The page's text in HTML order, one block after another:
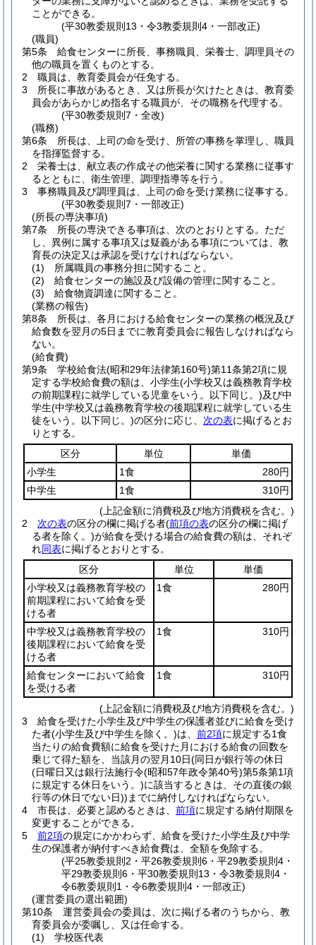
ことができる。
(平30教委規則13・令3教委規則4・一部改正)
(職員)
第5条
給食センターに所長、事務職員、栄養士、調理員その
他の職員を置くものとする。
2
職員は、教育委員会が任免する。
3
所長に事故があるとき、又は所長が欠けたときは、教育委
員会があらかじめ指名する職員が、その職務を代理する。
(平30教委規則7・全改)
(職務)
第6条
所長は、上司の命を受け、所管の事務を掌理し、職員
を指揮監督する。
2
栄養士は、献立表の作成その他栄養に関する業務に従事す
るとともに、衛生管理、調理指導等を行う。
3
事務職員及び調理員は、上司の命を受け業務に従事する。
(平30教委規則7・一部改正)
(所長の専決事項)
第7条
所長の専決できる事項は、次のとおりとする。 ただ
し、異例に属する事項又は疑義がある事項については、教
育長の決定又は承認を受けなければならない。
(1)
所属職員の事務分担に関すること。
(2)
給食センターの施設及び設備の管理に関すること。
(3)
給食物資調達に関すること。
(業務の報告)
第8条
所長は、各月における給食センターの業務の概況及び
給食数を翌月の5日までに教育委員会に報告しなければなら
ない。
(給食費)
第9条
学校給食法(昭和29年法律第160号)第11条第2項に規
定する学校給食費の額は、小学生(小学校又は義務教育学校
の前期課程に就学している児童をいう。以下同じ。)及び中
学生(中学校又は義務教育学校の後期課程に就学している生
徒をいう。以下同じ。)の区分に応じ、 次の表に掲げるとお
りとする。
区分
単位
単価
小学生
1食
280円
中学生
1食
310円
(上記金額に消費税及び地方消費税を含む。)
2
次の表の区分の欄に掲げる者(前項の表の区分の欄に掲げ
る者を除く。)が給食を受ける場合の給食費の額は、それぞ
れ同表に掲げるとおりとする。
区分
単位
単価
小学校又は義務教育学校の
前期課程において給食を受
ける者
1食 280円
中学校又は義務教育学校の
後期課程において給食を受
ける者
1食 310円
給食センターにおいて給食
を受ける者
1食 310円
(上記金額に消費税及び地方消費税を含む。)
3
給食を受けた小学生及び中学生の保護者並びに給食を受け
た者(小学生及び中学生を除く。)は、 前2項に規定する1食
当たりの給食費額に給食を受けた月における給食の回数を
乗じて得た額を、当該月の翌月10日(同日が銀行等の休日
(日曜日又は銀行法施行令(昭和57年政令第40号)第5条第1項
に規定する休日をいう。)に該当するときは、その直後の銀
行等の休日でない日))までに納付しなければならない。
4
市長は、必要と認めるときは、 前項に規定する納付期限を
変更することができる。
5
前2項の規定にかかわらず、給食を受けた小学生及び中学
生の保護者が納付すべき給食費は、全額を免除する。
(平25教委規則2・平26教委規則6・平29教委規則4・
平29教委規則6・平30教委規則13・令3教委規則4・
令6教委規則1・令6教委規則4・一部改正)
(運営委員の選出範囲)
第10条
運営委員会の委員は、次に掲げる者のうちから、教
育委員会が委嘱し、又は任命する。
(1)
学校医代表